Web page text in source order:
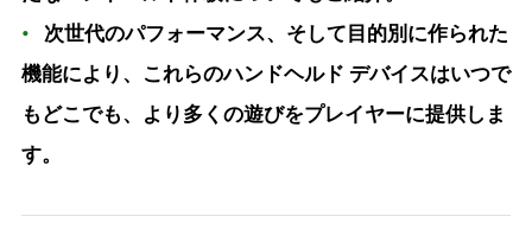
次世代のパフォーマンス、そして目的別に作られた
機能により、これらのハンドヘルド デバイスはいつで
もどこでも、より多くの遊びをプレイヤーに提供しま
す。